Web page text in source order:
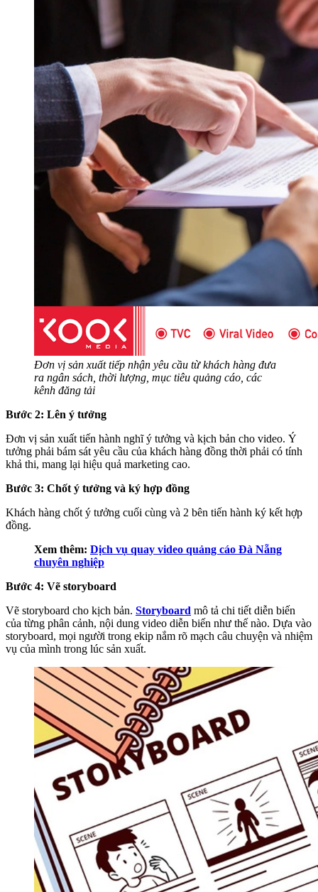
Đơn vị sản xuất tiếp nhận yêu cầu từ khách hàng đưa
ra ngân sách, thời lượng, mục tiêu quảng cáo, các
kênh đăng tải
Bước 2: Lên ý tưởng
Đơn vị sản xuất tiến hành nghĩ ý tưởng và kịch bản cho video. Ý
tưởng phải bám sát yêu cầu của khách hàng đồng thời phải có tính
khả thi, mang lại hiệu quả marketing cao.
Bước 3: Chốt ý tưởng và ký hợp đồng
Khách hàng chốt ý tưởng cuối cùng và 2 bên tiến hành ký kết hợp
đồng.
Xem thêm: Dịch vụ quay video quảng cáo Đà Nẵng
chuyên nghiệp
Bước 4: Vẽ storyboard
Vẽ storyboard cho kịch bản. Storyboard mô tả chi tiết diễn biến
của từng phân cảnh, nội dung video diễn biến như thế nào. Dựa vào
storyboard, mọi người trong ekip nắm rõ mạch câu chuyện và nhiệm
vụ của mình trong lúc sản xuất.